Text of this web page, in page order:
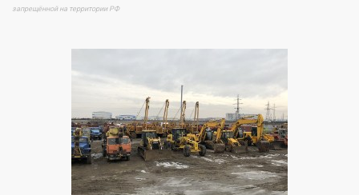
запрещённой на территории РФ